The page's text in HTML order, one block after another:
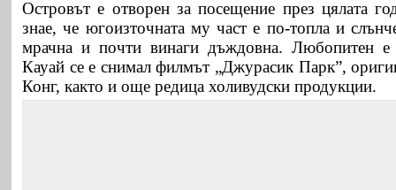
Островът е отворен за посещение през цялата
знае, че югоизточната му част е по-топла и
мрачна и почти винаги дъждовна. Любопитен
Кауай се е снимал филмът „Джурасик Парк”,
Конг, както и още редица холивудски продукции.